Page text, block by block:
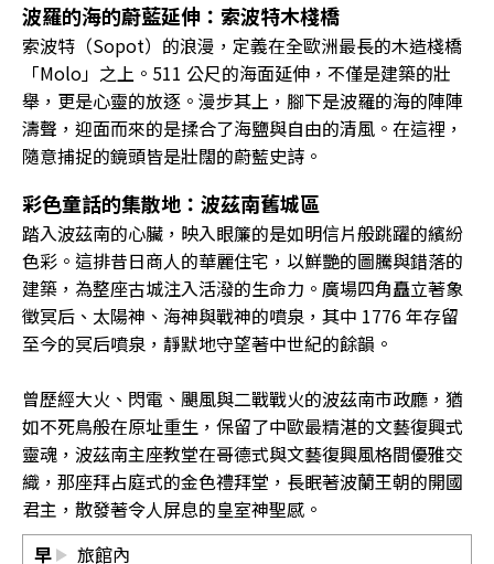
波羅的海的蔚藍延伸：索波特木棧橋
索波特（Sopot）的浪漫，定義在全歐洲最長的木造棧橋
「Molo」之上。511 公尺的海面延伸，不僅是建築的壯
舉，更是心靈的放逐。漫步其上，腳下是波羅的海的陣陣
濤聲，迎面而來的是揉合了海鹽與自由的清風。在這裡，
隨意捕捉的鏡頭皆是壯闊的蔚藍史詩。
彩色童話的集散地：波茲南舊城區
踏入波茲南的心臟，映入眼簾的是如明信片般跳躍的繽紛
色彩。這排昔日商人的華麗住宅，以鮮艷的圖騰與錯落的
建築，為整座古城注入活潑的生命力。廣場四角矗立著象
徵冥后、太陽神、海神與戰神的噴泉，其中 1776 年存留
至今的冥后噴泉，靜默地守望著中世紀的餘韻。
曾歷經大火、閃電、颶風與二戰戰火的波茲南市政廳，猶
如不死鳥般在原址重生，保留了中歐最精湛的文藝復興式
靈魂，波茲南主座教堂在哥德式與文藝復興風格間優雅交
織，那座拜占庭式的金色禮拜堂，長眠著波蘭王朝的開國
君主，散發著令人屏息的皇室神聖感。
早
旅館內